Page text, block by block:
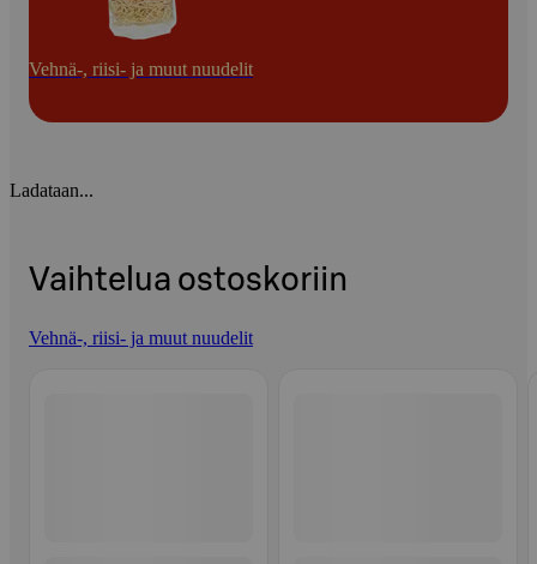
Vehnä-, riisi- ja muut nuudelit
Ladataan...
Vaihtelua ostoskoriin
Vehnä-, riisi- ja muut nuudelit